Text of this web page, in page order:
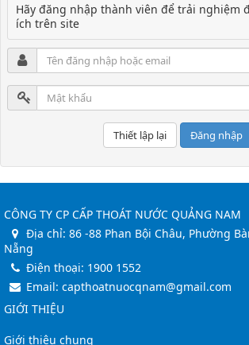
Hãy đăng nhập thành viên để trải nghiệm
ích trên site
Đăng nhập
CÔNG TY CP CẤP THOÁT NƯỚC QUẢNG NAM
Địa chỉ: 86 -88 Phan Bội Châu, Phường
Nẵng
Điện thoại: 1900 1552
Email: capthoatnuocqnam@gmail.com
GIỚI THIỆU
Giới thiệu chung